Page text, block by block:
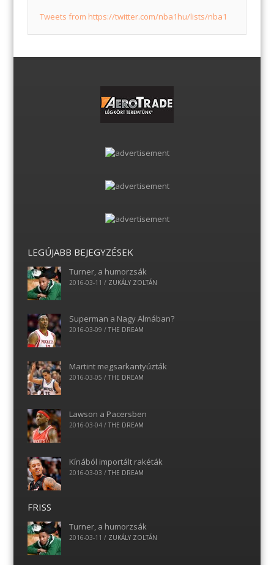
Tweets from https://twitter.com/nba1hu/lists/nba1
LEGÚJABB BEJEGYZÉSEK
Turner, a humorzsák
2016-03-11 / ZUKÁLY ZOLTÁN
Superman a Nagy Almában?
2016-03-09 / THE DREAM
Martint megsarkantyúzták
2016-03-05 / THE DREAM
Lawson a Pacersben
2016-03-04/ THE DREAM
Kínából importált rakéták
2016-03-03 / THE DREAM
FRISS
Turner, a humorzsák
2016-03-11 / ZUKÁLY ZOLTÁN